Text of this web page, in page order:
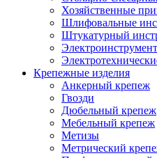
Хозяйственные
Шлифовальные
Штукатурный
Электроинструмент
Крепежные изделия
Анкерный крепеж
Гвозди
Дюбельный крепеж
Мебельный крепеж
Метизы
Метрический